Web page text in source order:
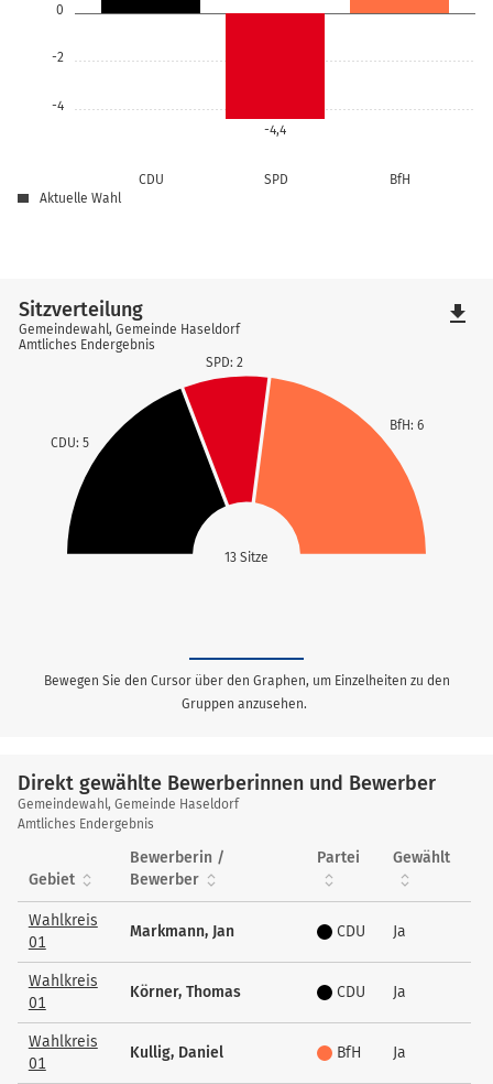
-4
-2
0
CDU SPD BfH
-4,4
Aktuelle Wahl
13 Sitze
CDU: 5
SPD: 2
BfH: 6
Sitzverteilung
Gemeindewahl, Gemeinde Haseldorf
Amtliches Endergebnis
file_download
Bewegen Sie den Cursor über den Graphen, um Einzelheiten zu den
Gruppen anzusehen.
Direkt gewählte Bewerberinnen und Bewerber
Direkt
gewählte
Bewerberinnen
und
Bewerber
Gemeindewahl, Gemeinde Haseldorf
Amtliches Endergebnis
Gebiet
Bewerberin /
Bewerber
Partei Gewählt
Wahlkreis
01
Markmann, Jan CDU Ja
Wahlkreis
01
Körner, Thomas CDU Ja
Wahlkreis
01
Kullig, Daniel BfH Ja